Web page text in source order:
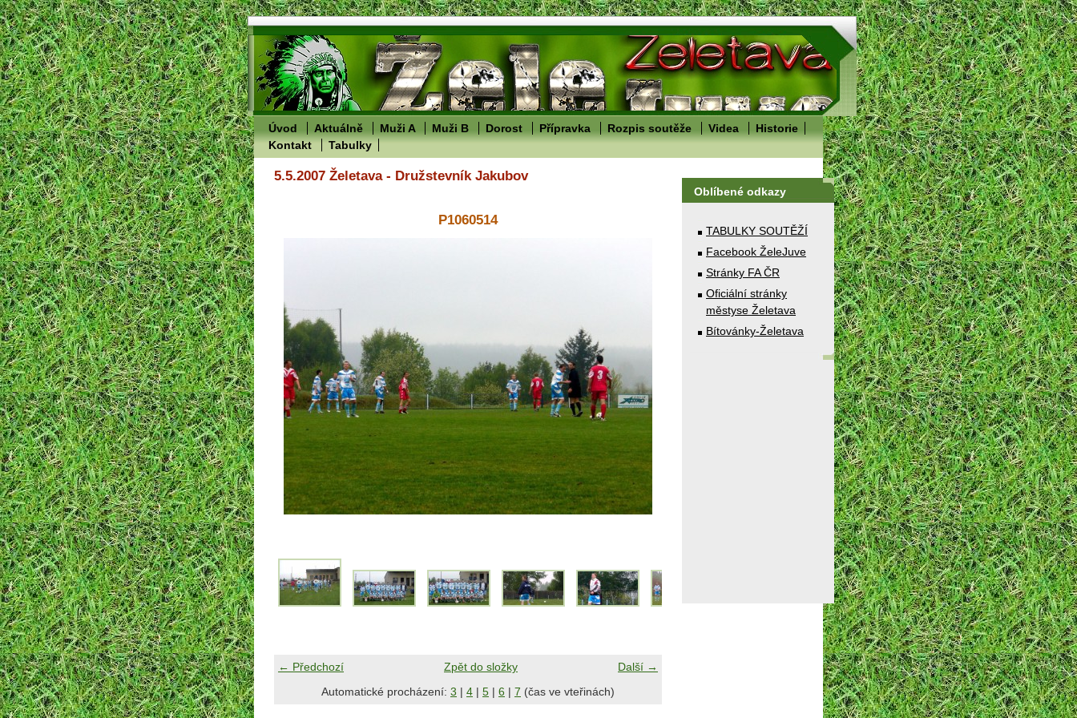
Úvod Aktuálně Muži A Muži B Dorost Přípravka Rozpis soutěže Videa
Historie
Kontakt
Tabulky
Oblíbené odkazy
TABULKY SOUTĚŽÍ
Facebook ŽeleJuve
Stránky FA ČR
Oficiální stránky
městyse Želetava
Bítovánky-Želetava
5.5.2007 Želetava - Družstevník Jakubov
P1060514
← Předchozí Další →
Zpět do složky
Automatické procházení: 3 | 4 | 5 | 6 | 7 (čas ve vteřinách)